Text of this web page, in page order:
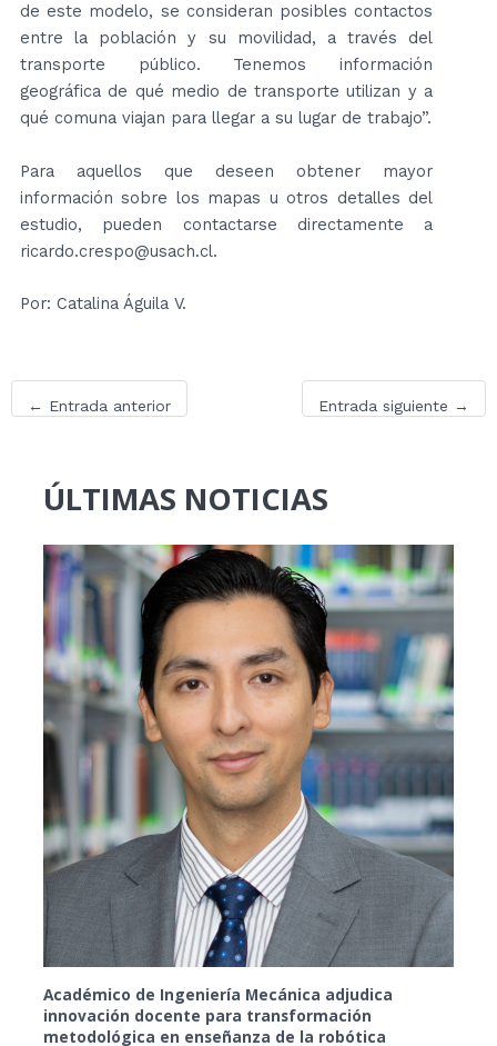
de este modelo, se consideran posibles contactos
entre la población y su movilidad, a través del
transporte público. Tenemos información
geográfica de qué medio de transporte utilizan y a
qué comuna viajan para llegar a su lugar de trabajo”.
Para aquellos que deseen obtener mayor
información sobre los mapas u otros detalles del
estudio, pueden contactarse directamente a
ricardo.crespo@usach.cl.
Por: Catalina Águila V.
← Entrada anterior Entrada siguiente →
ÚLTIMAS NOTICIAS
Académico de Ingeniería Mecánica adjudica
innovación docente para transformación
metodológica en enseñanza de la robótica